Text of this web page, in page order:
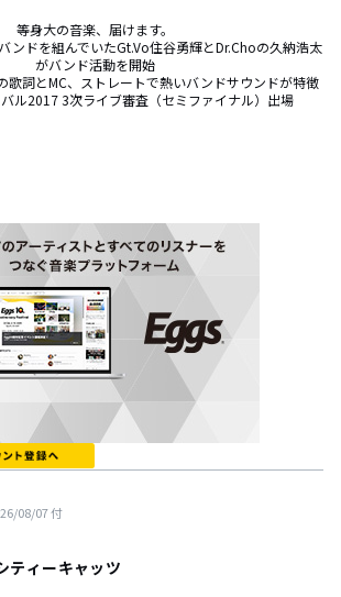
等身大の音楽、届けます。
ンドを組んでいたGt.Vo住谷勇輝とDr.Choの久納浩太
がバンド活動を開始
歌詞とMC、ストレートで熱いバンドサウンドが特徴
ル2017 3次ライブ審査（セミファイナル）出場
08/07付
ティーキャッツ